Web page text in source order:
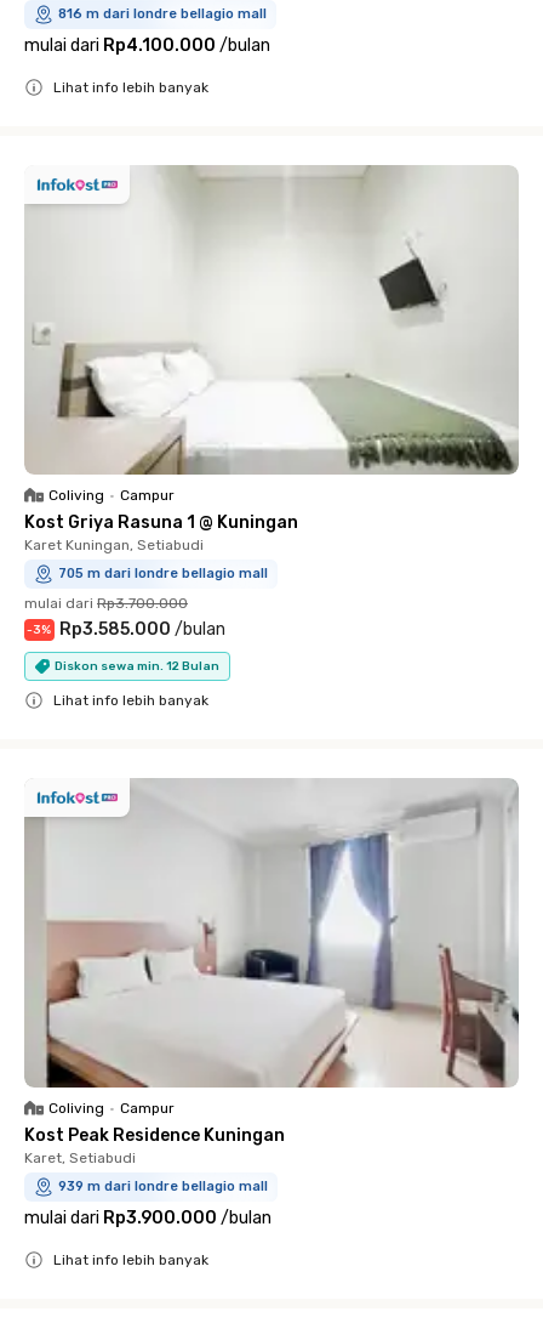
816 m dari londre bellagio mall
mulai dari Rp4.100.000 /bulan
Lihat info lebih banyak
Coliving • Campur
Kost Griya Rasuna 1 @ Kuningan
Karet Kuningan, Setiabudi
705 m dari londre bellagio mall
mulai dari Rp3.700.000
-3% Rp3.585.000 /bulan
Diskon sewa min. 12 Bulan
Lihat info lebih banyak
Coliving • Campur
Kost Peak Residence Kuningan
Karet, Setiabudi
939 m dari londre bellagio mall
mulai dari Rp3.900.000 /bulan
Lihat info lebih banyak